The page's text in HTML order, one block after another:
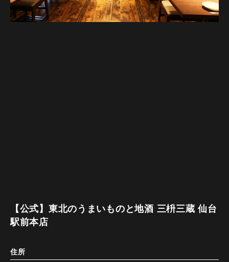
【公式】東北のうまいものと地酒 三枡三蔵 仙台
駅前本店
住所